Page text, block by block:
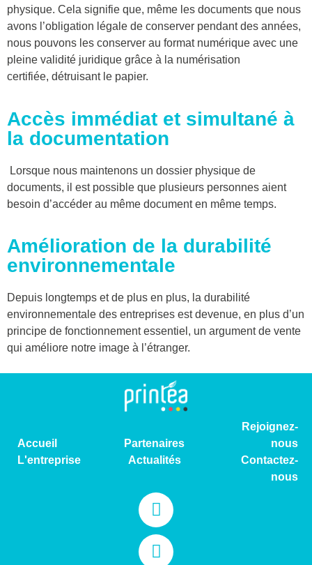
physique. Cela signifie que, même les documents que nous
avons l’obligation légale de conserver pendant des années,
nous pouvons les conserver au format numérique avec une
pleine validité juridique grâce à la numérisation
certifiée, détruisant le papier.
Accès immédiat et simultané à
la documentation
Lorsque nous maintenons un dossier physique de
documents, il est possible que plusieurs personnes aient
besoin d’accéder au même document en même temps.
Amélioration de la durabilité
environnementale
Depuis longtemps et de plus en plus, la durabilité
environnementale des entreprises est devenue, en plus d’un
principe de fonctionnement essentiel, un argument de vente
qui améliore notre image à l’étranger.
Accueil
L'entreprise
Partenaires
Actualités
Rejoignez-
nous
Contactez-
nous